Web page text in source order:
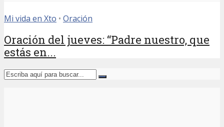
Mi vida en Xto • Oración
Oración del jueves: “Padre nuestro, que
estás en...